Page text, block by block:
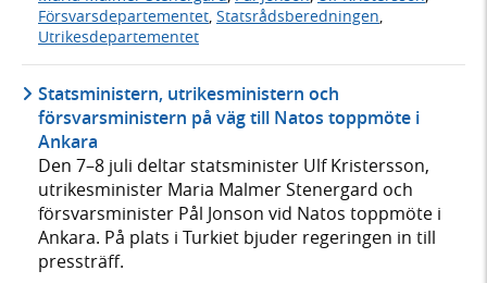
Försvarsdepartementet, Statsrådsberedningen,
Utrikesdepartementet
Statsministern, utrikesministern och
försvarsministern på väg till Natos toppmöte i
Ankara
Den 7–8 juli deltar statsminister Ulf Kristersson,
utrikesminister Maria Malmer Stenergard och
försvarsminister Pål Jonson vid Natos toppmöte i
Ankara. På plats i Turkiet bjuder regeringen in till
pressträff.